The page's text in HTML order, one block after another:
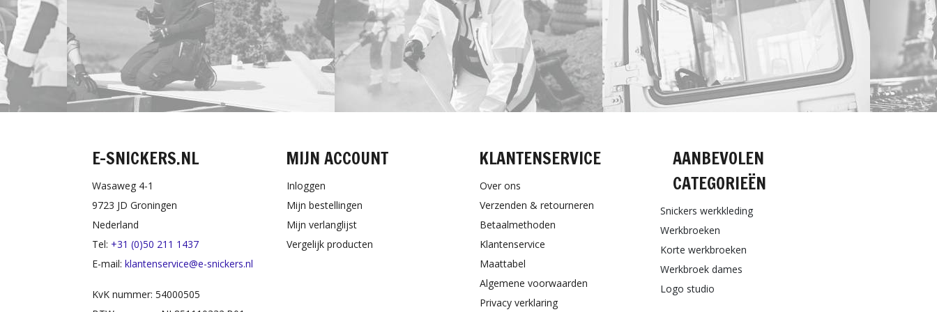
E-SNICKERS.NL
Wasaweg 4-1
9723 JD Groningen
Nederland
Tel: +31 (0)50 211 1437
E-mail: klantenservice@e-snickers.nl
KvK nummer: 54000505
MIJN ACCOUNT
Inloggen
Mijn bestellingen
Mijn verlanglijst
Vergelijk producten
KLANTENSERVICE
Over ons
Verzenden & retourneren
Betaalmethoden
Klantenservice
Maattabel
Algemene voorwaarden
Privacy verklaring
AANBEVOLEN
CATEGORIEËN
Snickers werkkleding
Werkbroeken
Korte werkbroeken
Werkbroek dames
Logo studio